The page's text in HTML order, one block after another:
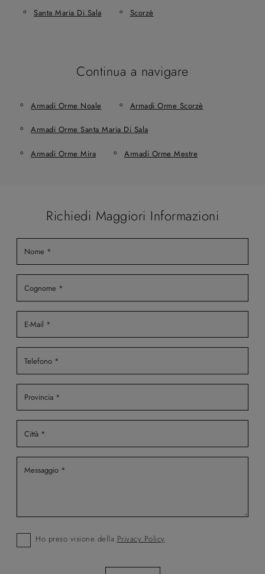
Santa Maria Di Sala Scorzè
Continua a navigare
Armadi Orme Noale Armadi Orme Scorzè
Armadi Orme Santa Maria Di Sala
Armadi Orme Mira Armadi Orme Mestre
Richiedi Maggiori Informazioni
Ho preso visione della Privacy Policy